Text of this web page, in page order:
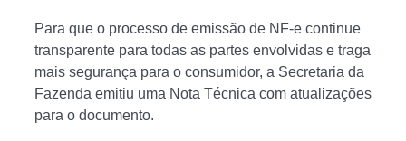
Para que o processo de emissão de NF-e continue
transparente para todas as partes envolvidas e traga
mais segurança para o consumidor, a Secretaria da
Fazenda emitiu uma Nota Técnica com atualizações
para o documento.